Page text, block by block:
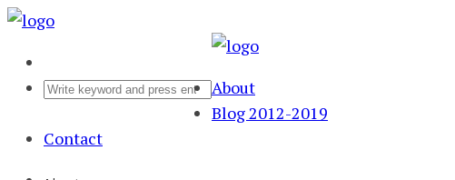
About
Blog 2012-2019
Contact